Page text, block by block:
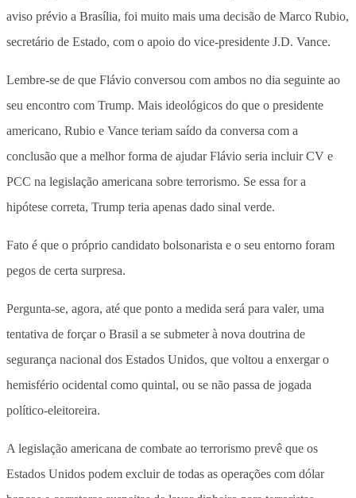
aviso prévio a Brasília, foi muito mais uma decisão de Marco Rubio,
secretário de Estado, com o apoio do vice-presidente J.D. Vance.
Lembre-se de que Flávio conversou com ambos no dia seguinte ao
seu encontro com Trump. Mais ideológicos do que o presidente
americano, Rubio e Vance teriam saído da conversa com a
conclusão que a melhor forma de ajudar Flávio seria incluir CV e
PCC na legislação americana sobre terrorismo. Se essa for a
hipótese correta, Trump teria apenas dado sinal verde.
Fato é que o próprio candidato bolsonarista e o seu entorno foram
pegos de certa surpresa.
Pergunta-se, agora, até que ponto a medida será para valer, uma
tentativa de forçar o Brasil a se submeter à nova doutrina de
segurança nacional dos Estados Unidos, que voltou a enxergar o
hemisfério ocidental como quintal, ou se não passa de jogada
político-eleitoreira.
A legislação americana de combate ao terrorismo prevê que os
Estados Unidos podem excluir de todas as operações com dólar